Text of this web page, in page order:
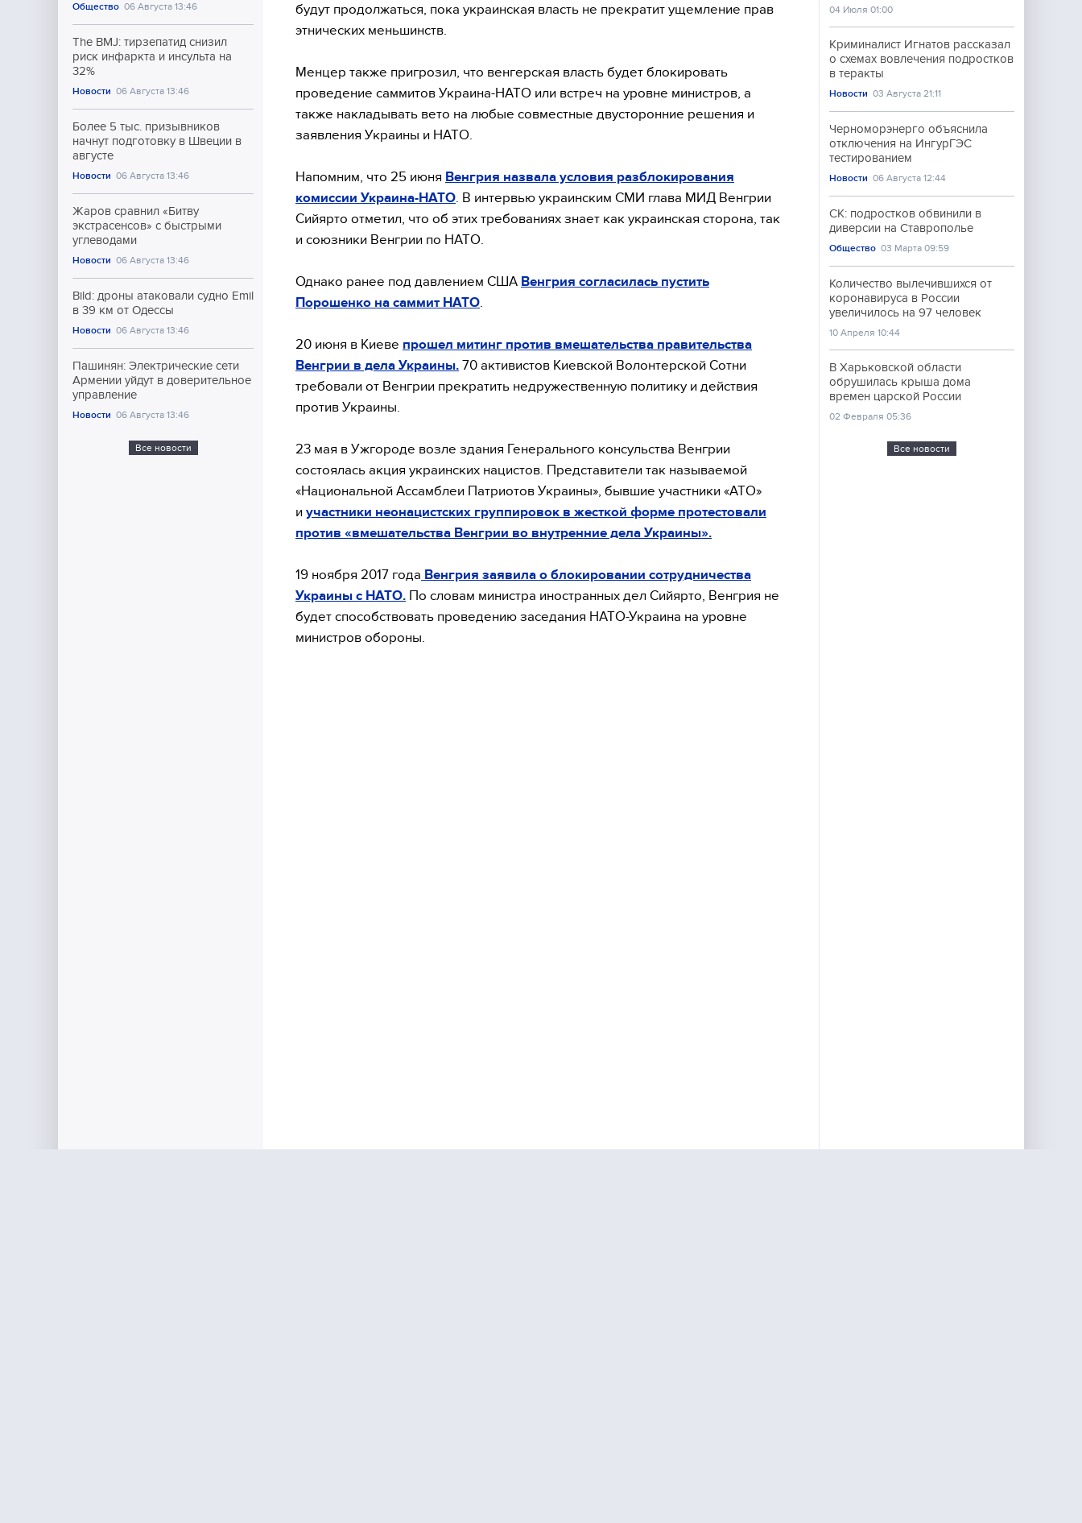
Общество 06 Августа 13:46
The BMJ: тирзепатид снизил
риск инфаркта и инсульта на
32%
Новости 06 Августа 13:46
Более 5 тыс. призывников
начнут подготовку в Швеции в
августе
Новости 06 Августа 13:46
Жаров сравнил «Битву
экстрасенсов» с быстрыми
углеводами
Новости 06 Августа 13:46
Bild: дроны атаковали судно Emil
в 39 км от Одессы
Новости 06 Августа 13:46
Пашинян: Электрические сети
Армении уйдут в доверительное
управление
Новости 06 Августа 13:46
Все новости
будут продолжаться, пока украинская власть не прекратит ущемление прав
этнических меньшинств.
Менцер также пригрозил, что венгерская власть будет блокировать
проведение саммитов Украина-НАТО или встреч на уровне министров, а
также накладывать вето на любые совместные двусторонние решения и
заявления Украины и НАТО.
Напомним, что 25 июня Венгрия назвала условия разблокирования
комиссии Украина-НАТО . В интервью украинским СМИ глава МИД Венгрии
Сийярто отметил, что об этих требованиях знает как украинская сторона, так
и союзники Венгрии по НАТО.
Однако ранее под давлением США Венгрия согласилась пустить
Порошенко на саммит НАТО
20 июня в Киеве прошел митинг против вмешательства правительства
Венгрии в дела Украины. 70 активистов Киевской Волонтерской Сотни
требовали от Венгрии прекратить недружественную политику и действия
против Украины.
23 мая в Ужгороде возле здания Генерального консульства Венгрии
состоялась акция украинских нацистов. Представители так называемой
«Национальной Ассамблеи Патриотов Украины», бывшие участники «АТО»
и участники неонацистских группировок в жесткой форме протестовали
против «вмешательства Венгрии во внутренние дела Украины».
19 ноября 2017 года Венгрия заявила о блокировании сотрудничества
Украины с НАТО. По словам министра иностранных дел Сийярто, Венгрия не
будет способствовать проведению заседания НАТО-Украина на уровне
министров обороны.
04 Июля 01:00
Криминалист Игнатов рассказал
о схемах вовлечения подростков
в теракты
Новости 03 Августа 21:11
Черноморэнерго объяснила
отключения на ИнгурГЭС
тестированием
Новости 06 Августа 12:44
СК: подростков обвинили в
диверсии на Ставрополье
Общество 03 Марта 09:59
Количество вылечившихся от
коронавируса в России
увеличилось на 97 человек
10 Апреля 10:44
В Харьковской области
обрушилась крыша дома
времен царской России
02 Февраля 05:36
Все новости